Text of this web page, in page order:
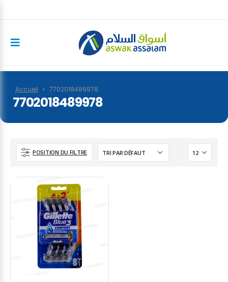
Accueil » 7702018489978
7702018489978
POSITION DU FILTRE